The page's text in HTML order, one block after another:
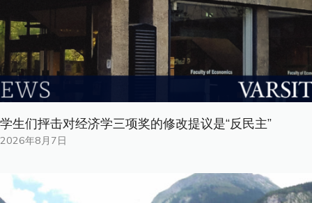
学生们抨击对经济学三项奖的修改提议是“反民主”
2026年8月7日